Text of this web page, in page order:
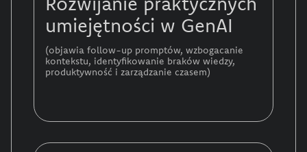
umiejętności w GenAI
(objawia follow-up promptów, wzbogacanie
kontekstu, identyfikowanie braków wiedzy,
produktywność i zarządzanie czasem)